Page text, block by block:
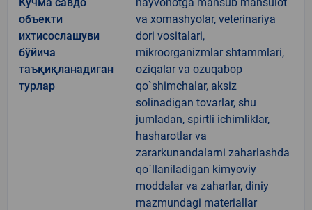
объекти
ихтисослашуви
бўйича
таъқиқланадиган
турлар
va xomashyolar, veterinariya
dori vositalari,
mikroorganizmlar shtammlari,
oziqalar va ozuqabop
qo`shimchalar, aksiz
solinadigan tovarlar, shu
jumladan, spirtli ichimliklar,
hasharotlar va
zararkunandalarni zaharlashda
qo`llaniladigan kimyoviy
moddalar va zaharlar, diniy
mazmundagi materiallar